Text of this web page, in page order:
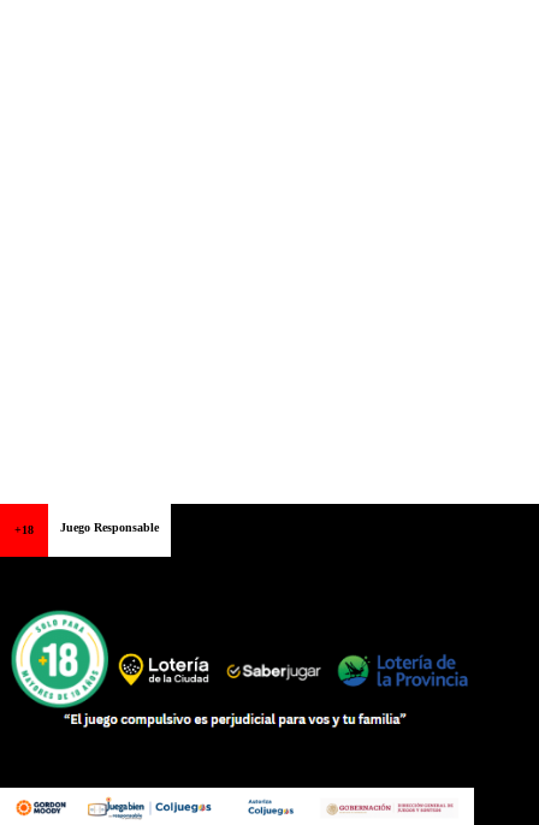
+18 Juego Responsable